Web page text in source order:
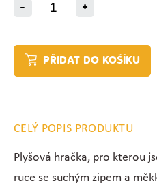
-
+
PŘIDAT DO KOŠÍKU
CELÝ POPIS PRODUKTU
Plyšová hračka, pro kterou
ruce se suchým zipem a